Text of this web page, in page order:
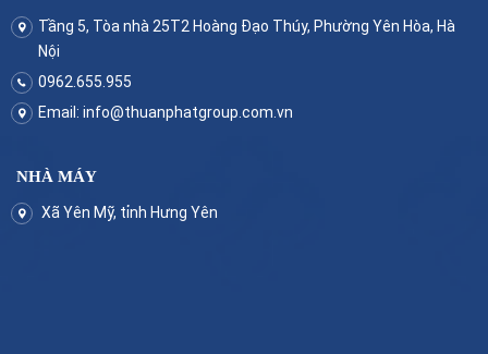
Tầng 5, Tòa nhà 25T2 Hoàng Đạo Thúy, Phường Yên Hòa, Hà
Nội
0962.655.955
Email: info@thuanphatgroup.com.vn
NHÀ MÁY
Xã Yên Mỹ, tỉnh Hưng Yên